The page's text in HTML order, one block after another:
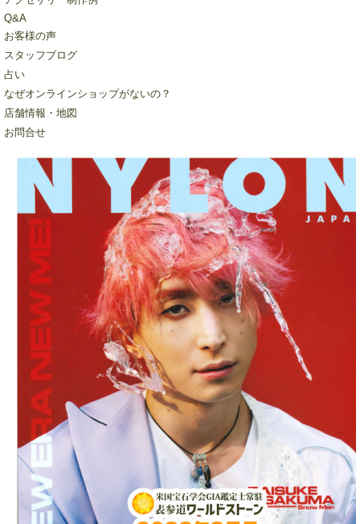
Q&A
お客様の声
スタッフブログ
占い
なぜオンラインショップがないの？
店舗情報・地図
お問合せ